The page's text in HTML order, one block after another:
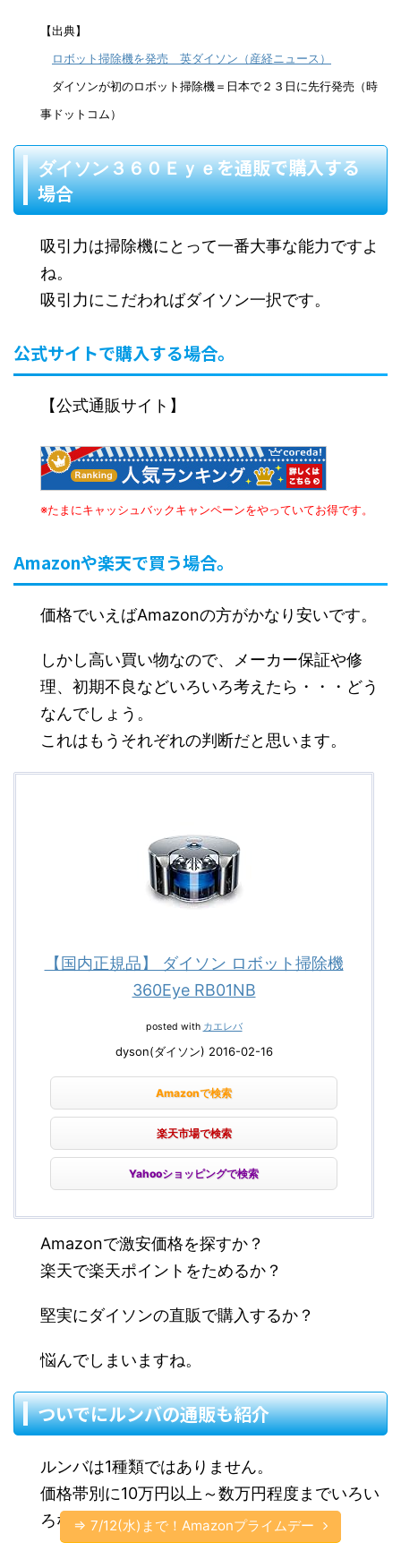
【出典】
ロボット掃除機を発売 英ダイソン（産経ニュース）
ダイソンが初のロボット掃除機＝日本で２３日に先行発売（時
事ドットコム）
ダイソン３６０Ｅｙｅを通販で購入する
場合
吸引力は掃除機にとって一番大事な能力ですよ
ね。
吸引力にこだわればダイソン一択です。
公式サイトで購入する場合。
【公式通販サイト】
※たまにキャッシュバックキャンペーンをやっていてお得です。
Amazonや楽天で買う場合。
価格でいえばAmazonの方がかなり安いです。
しかし高い買い物なので、メーカー保証や修
理、初期不良などいろいろ考えたら・・・どう
なんでしょう。
これはもうそれぞれの判断だと思います。
【国内正規品】 ダイソン ロボット掃除機
360Eye RB01NB
posted with カエレバ
dyson(ダイソン) 2016-02-16
Amazonで検索
楽天市場で検索
Yahooショッピングで検索
Amazonで激安価格を探すか？
楽天で楽天ポイントをためるか？
堅実にダイソンの直販で購入するか？
悩んでしまいますね。
ついでにルンバの通販も紹介
ルンバは1種類ではありません。
価格帯別に10万円以上～数万円程度までいろい
ろなラインナップがあります。
⇒ 7/12(水)まで！Amazonプライムデー